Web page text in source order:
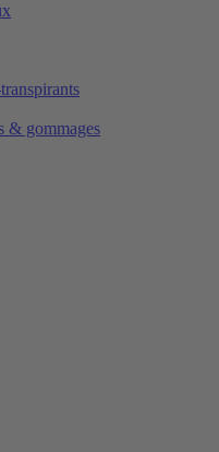
& gommages